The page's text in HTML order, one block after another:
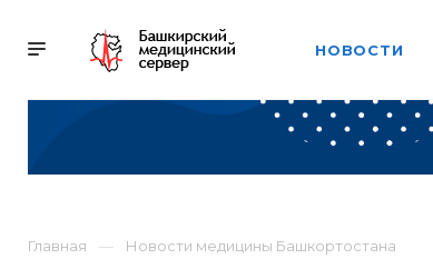
НОВОСТИ
Главная Новости медицины Башкортостана